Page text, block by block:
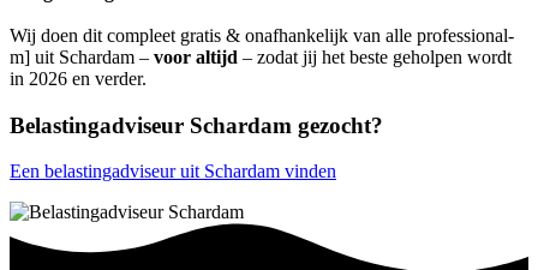
Wij doen dit compleet gratis & onafhankelijk van alle professional-
m] uit Schardam – voor altijd – zodat jij het beste geholpen wordt
in 2026 en verder.
Belastingadviseur Schardam gezocht?
Een belastingadviseur uit Schardam vinden